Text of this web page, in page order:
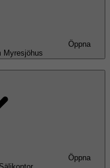
Öppna
Myresjöhus
Öppna